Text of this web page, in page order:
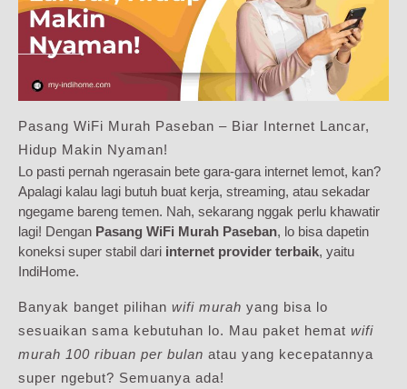
Pasang WiFi Murah Paseban – Biar Internet Lancar,
Hidup Makin Nyaman!
Lo pasti pernah ngerasain bete gara-gara internet lemot, kan?
Apalagi kalau lagi butuh buat kerja, streaming, atau sekadar
ngegame bareng temen. Nah, sekarang nggak perlu khawatir
lagi! Dengan Pasang WiFi Murah Paseban, lo bisa dapetin
koneksi super stabil dari internet provider terbaik, yaitu
IndiHome.
Banyak banget pilihan wifi murah yang bisa lo
sesuaikan sama kebutuhan lo. Mau paket hemat wifi
murah 100 ribuan per bulan atau yang kecepatannya
super ngebut? Semuanya ada!